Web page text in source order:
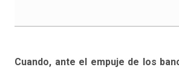
Cuando, ante el empuje de los